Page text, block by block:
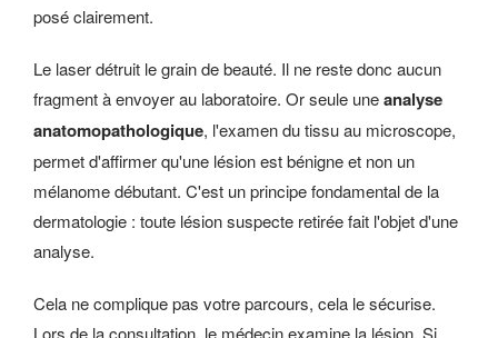
posé clairement.
Le laser détruit le grain de beauté. Il ne reste donc aucun
fragment à envoyer au laboratoire. Or seule uneanalyse
anatomopathologique, l'examen du tissu au microscope,
permet d'affirmer qu'une lésion est bénigne et non un
mélanome débutant. C'est un principe fondamental de la
dermatologie : toute lésion suspecte retirée fait l'objet d'une
analyse.
Cela ne complique pas votre parcours, cela le sécurise.
Lors de la consultation, le médecin examine la lésion. Si